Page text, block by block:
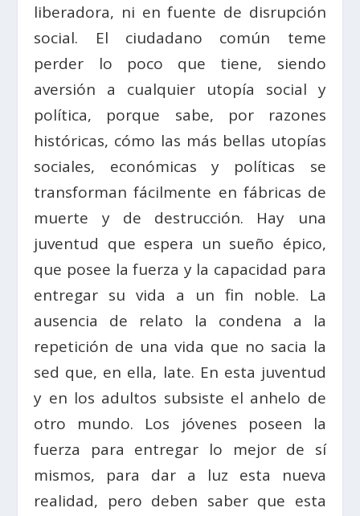
liberadora, ni en fuente de disrupción
social. El ciudadano común teme
perder lo poco que tiene, siendo
aversión a cualquier utopía social y
política, porque sabe, por razones
históricas, cómo las más bellas utopías
sociales, económicas y políticas se
transforman fácilmente en fábricas de
muerte y de destrucción. Hay una
juventud que espera un sueño épico,
que posee la fuerza y la capacidad para
entregar su vida a un fin noble. La
ausencia de relato la condena a la
repetición de una vida que no sacia la
sed que, en ella, late. En esta juventud
y en los adultos subsiste el anhelo de
otro mundo. Los jóvenes poseen la
fuerza para entregar lo mejor de sí
mismos, para dar a luz esta nueva
realidad, pero deben saber que esta